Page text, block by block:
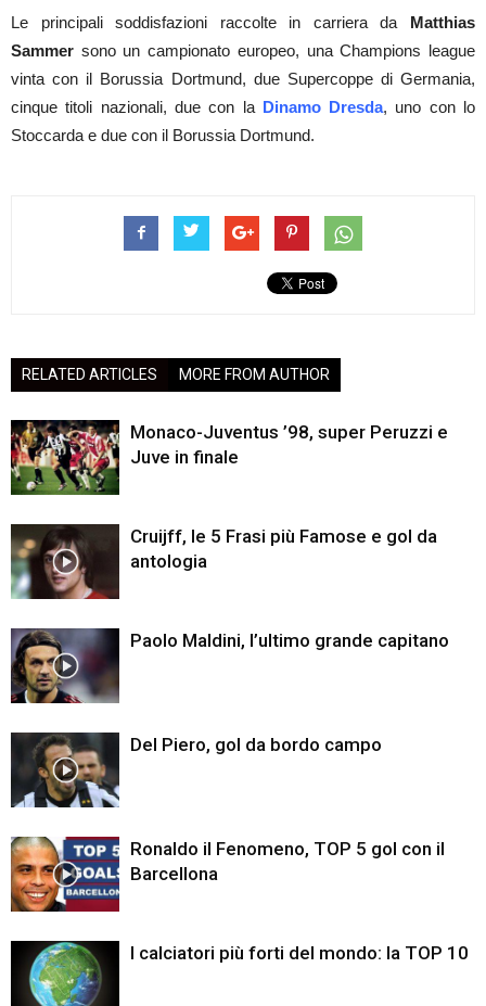
Le principali soddisfazioni raccolte in carriera da Matthias
Sammer sono un campionato europeo, una Champions league
vinta con il Borussia Dortmund, due Supercoppe di Germania,
cinque titoli nazionali, due con la Dinamo Dresda, uno con lo
Stoccarda e due con il Borussia Dortmund.
RELATED ARTICLES MORE FROM AUTHOR
Monaco-Juventus ’98, super Peruzzi e
Juve in finale
Cruijff, le 5 Frasi più Famose e gol da
antologia
Paolo Maldini, l’ultimo grande capitano
Del Piero, gol da bordo campo
Ronaldo il Fenomeno, TOP 5 gol con il
Barcellona
I calciatori più forti del mondo: la TOP 10